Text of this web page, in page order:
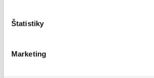
Štatistiky
Marketing
Plán transformácie pre zmierňovanie zmeny klímy